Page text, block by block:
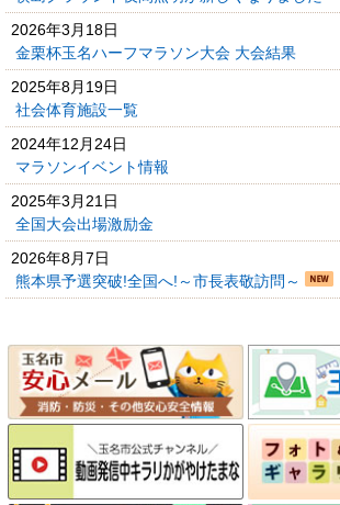
2026年3月18日
金栗杯玉名ハーフマラソン大会 大会結果
2025年8月19日
社会体育施設一覧
2024年12月24日
マラソンイベント情報
2025年3月21日
全国大会出場激励金
2026年8月7日
熊本県予選突破!全国へ!～市長表敬訪問～